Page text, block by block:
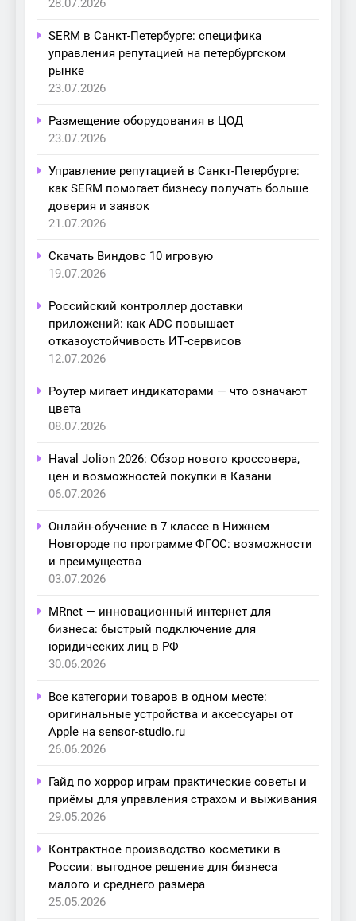
28.07.2026
SERM в Санкт-Петербурге: специфика
управления репутацией на петербургском
рынке
23.07.2026
Размещение оборудования в ЦОД
23.07.2026
Управление репутацией в Санкт-Петербурге:
как SERM помогает бизнесу получать больше
доверия и заявок
21.07.2026
Скачать Виндовс 10 игровую
19.07.2026
Российский контроллер доставки
приложений: как ADC повышает
отказоустойчивость ИТ-сервисов
12.07.2026
Роутер мигает индикаторами — что означают
цвета
08.07.2026
Haval Jolion 2026: Обзор нового кроссовера,
цен и возможностей покупки в Казани
06.07.2026
Онлайн-обучение в 7 классе в Нижнем
Новгороде по программе ФГОС: возможности
и преимущества
03.07.2026
MRnet — инновационный интернет для
бизнеса: быстрый подключение для
юридических лиц в РФ
30.06.2026
Все категории товаров в одном месте:
оригинальные устройства и аксессуары от
Apple на sensor-studio.ru
26.06.2026
Гайд по хоррор играм практические советы и
приёмы для управления страхом и выживания
29.05.2026
Контрактное производство косметики в
России: выгодное решение для бизнеса
малого и среднего размера
25.05.2026